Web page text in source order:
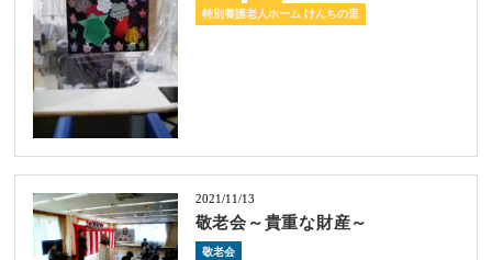
特別養護老人ホーム けんちの里
2021/11/13
敬老会～貴重な財産～
敬老会